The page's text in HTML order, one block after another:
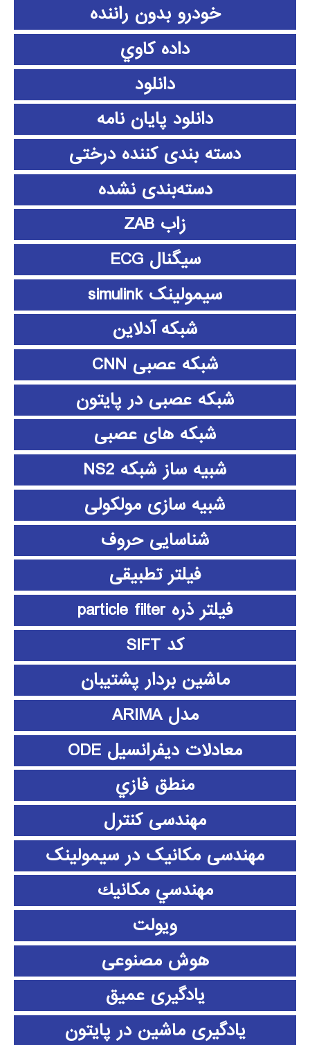
خودرو بدون راننده
داده كاوي
دانلود
دانلود پايان نامه
دسته بندی کننده درختی
دسته‌بندی نشده
زاب ZAB
سیگنال ECG
سیمولینک simulink
شبکه آدلاین
شبکه عصبی CNN
شبکه عصبی در پایتون
شبکه های عصبی
شبیه ساز شبکه NS2
شبیه سازی مولکولی
شناسایی حروف
فیلتر تطبیقی
فیلتر ذره particle filter
کد SIFT
ماشین بردار پشتیبان
مدل ARIMA
معادلات دیفرانسیل ODE
منطق فازي
مهندسی کنترل
مهندسی مکانیک در سیمولینک
مهندسي مكانيك
ویولت
هوش مصنوعی
یادگیری عمیق
یادگیری ماشین در پایتون